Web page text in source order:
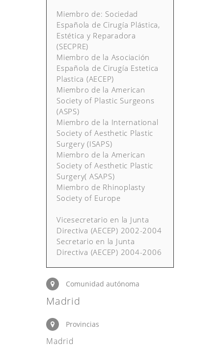
Miembro de: Sociedad
Española de Cirugía Plástica,
Estética y Reparadora
(SECPRE)
Miembro de la Asociación
Española de Cirugía Estetica
Plastica (AECEP)
Miembro de la American
Society of Plastic Surgeons
(ASPS)
Miembro de la International
Society of Aesthetic Plastic
Surgery (ISAPS)
Miembro de la American
Society of Aesthetic Plastic
Surgery( ASAPS)
Miembro de Rhinoplasty
Society of Europe
Vicesecretario en la Junta
Directiva (AECEP) 2002-2004
Secretario en la Junta
Directiva (AECEP) 2004-2006
Comunidad autónoma
Madrid
Provincias
Madrid